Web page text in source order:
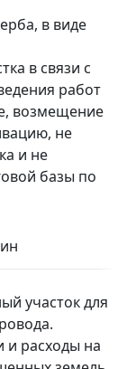
в виде
в связи с
работ
возмещение
не
и не
базы по
участок для
и расходы на